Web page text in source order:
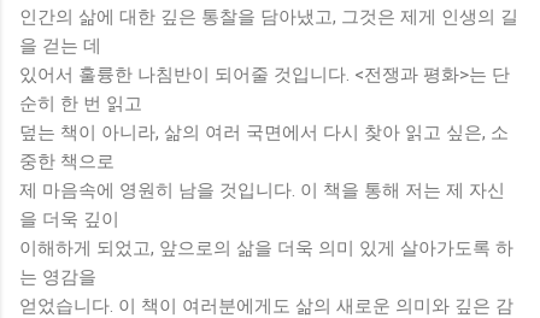
인간의 삶에 대한 깊은 통찰을 담아냈고, 그것은 제게 인생의 길
을 걷는 데
있어서 훌륭한 나침반이 되어줄 것입니다. <전쟁과 평화>는 단
순히 한 번 읽고
덮는 책이 아니라, 삶의 여러 국면에서 다시 찾아 읽고 싶은, 소
중한 책으로
제 마음속에 영원히 남을 것입니다. 이 책을 통해 저는 제 자신
을 더욱 깊이
이해하게 되었고, 앞으로의 삶을 더욱 의미 있게 살아가도록 하
는 영감을
얻었습니다. 이 책이 여러분에게도 삶의 새로운 의미와 깊은 감